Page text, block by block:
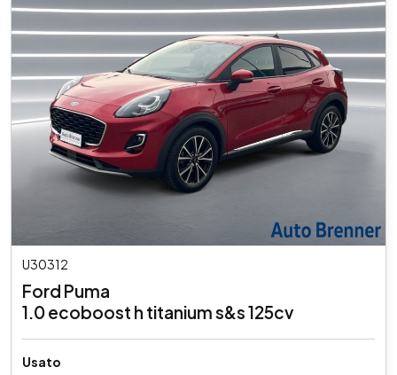
U30312
Ford Puma
1.0 ecoboost h titanium s&s 125cv
Usato